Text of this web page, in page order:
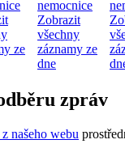
ze
nemocnice
Zobrazit
všechny
záznamy ze
dne
zpráv
našeho webu